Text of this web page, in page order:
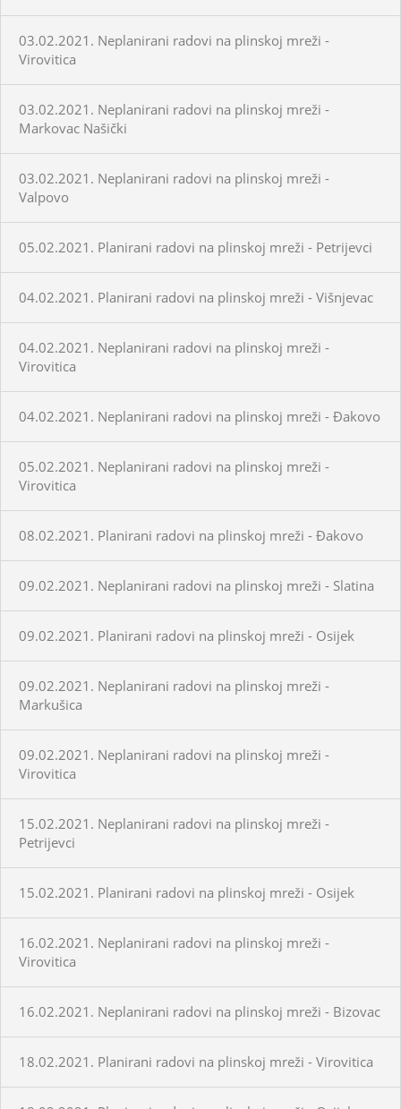
03.02.2021. Neplanirani radovi na plinskoj mreži -
Virovitica
03.02.2021. Neplanirani radovi na plinskoj mreži -
Markovac Našički
03.02.2021. Neplanirani radovi na plinskoj mreži -
Valpovo
05.02.2021. Planirani radovi na plinskoj mreži - Petrijevci
04.02.2021. Planirani radovi na plinskoj mreži - Višnjevac
04.02.2021. Neplanirani radovi na plinskoj mreži -
Virovitica
04.02.2021. Neplanirani radovi na plinskoj mreži - Đakovo
05.02.2021. Neplanirani radovi na plinskoj mreži -
Virovitica
08.02.2021. Planirani radovi na plinskoj mreži - Đakovo
09.02.2021. Neplanirani radovi na plinskoj mreži - Slatina
09.02.2021. Planirani radovi na plinskoj mreži - Osijek
09.02.2021. Neplanirani radovi na plinskoj mreži -
Markušica
09.02.2021. Neplanirani radovi na plinskoj mreži -
Virovitica
15.02.2021. Neplanirani radovi na plinskoj mreži -
Petrijevci
15.02.2021. Planirani radovi na plinskoj mreži - Osijek
16.02.2021. Neplanirani radovi na plinskoj mreži -
Virovitica
16.02.2021. Neplanirani radovi na plinskoj mreži - Bizovac
18.02.2021. Planirani radovi na plinskoj mreži - Virovitica